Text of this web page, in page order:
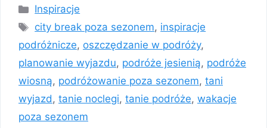
Kategorie
Inspiracje
Tagi
city break poza sezonem, inspiracje
podróżnicze, oszczędzanie w podróży,
planowanie wyjazdu, podróże jesienią, podróże
wiosną, podróżowanie poza sezonem, tani
wyjazd, tanie noclegi, tanie podróże, wakacje
poza sezonem